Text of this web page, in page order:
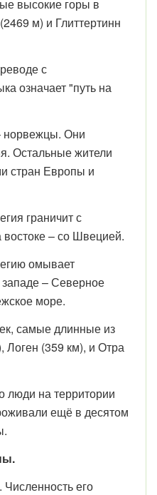
высокие горы в
м) и Глиттертинн
с
означает "путь на
норвежцы. Они
Остальные жители
стран Европы и
граничит с
– со Швецией.
омывает
– Северное
море.
самые длинные из
Логен (359 км), и Отра
люди на территории
ещё в десятом
его